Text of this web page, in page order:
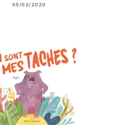
05/02/2020